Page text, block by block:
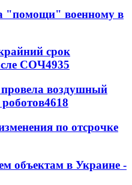
"помощи" военному в
срок
СОЧ4935
воздушный
4618
по отсрочке
объектам в Украине -